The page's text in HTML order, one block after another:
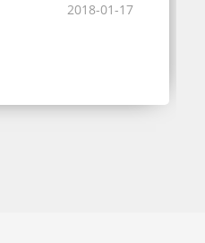
2018-01-17